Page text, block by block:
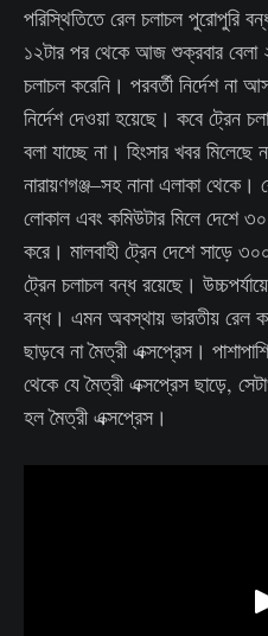
পরিস্থিতিতে রেল চলাচল পুরোপুরি
১২টার পর থেকে আজ শুক্রবার
চলাচল করেনি। পরবর্তী নির্দেশ না
নির্দেশ দেওয়া হয়েছে। কবে ট্রেন
বলা যাচ্ছে না। হিংসার খবর
নারায়ণগঞ্জ–সহ নানা এলাকা
লোকাল এবং কমিউটার মিলে দেশে
করে। মালবাহী ট্রেন দেশে সাড়ে
ট্রেন চলাচল বন্ধ রয়েছে।
বন্ধ। এমন অবস্থায় ভারতীয় রেল
ছাড়বে না মৈত্রী এক্সপ্রেস।
থেকে যে মৈত্রী এক্সপ্রেস ছাড়ে,
হল মৈত্রী এক্সপ্রেস।